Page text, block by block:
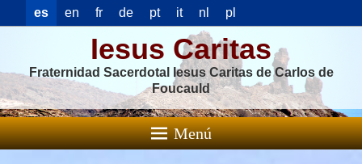
es en fr de pt it nl pl
Iesus Caritas
Fraternidad Sacerdotal Iesus Caritas de Carlos de
Foucauld
Menú